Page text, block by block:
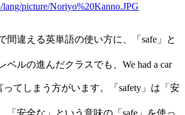
picture/Noriyo%20Kanno.JPG
間違える英単語の使い方に、「safe」と
ベルの進んだクラスでも、We had a car
ってしまう方がいます。「safety」は「安
「安全な」という意味の「safe」を使っ